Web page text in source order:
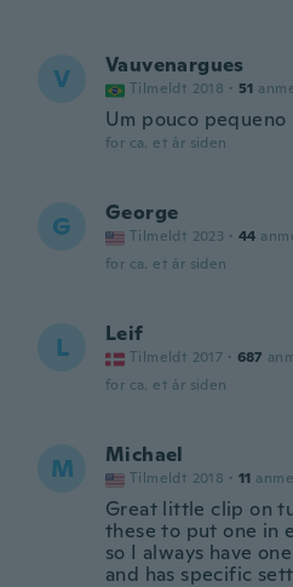
V Vauvenargues
Tilmeldt 2018 · 51
Um pouco pequeno
for ca. et år siden
G George
Tilmeldt 2023 · 44
for ca. et år siden
L Leif
Tilmeldt 2017 · 687
for ca. et år siden
M Michael
Tilmeldt 2018 · 11
Great little clip on
these to put one in
so I always have
and has specific